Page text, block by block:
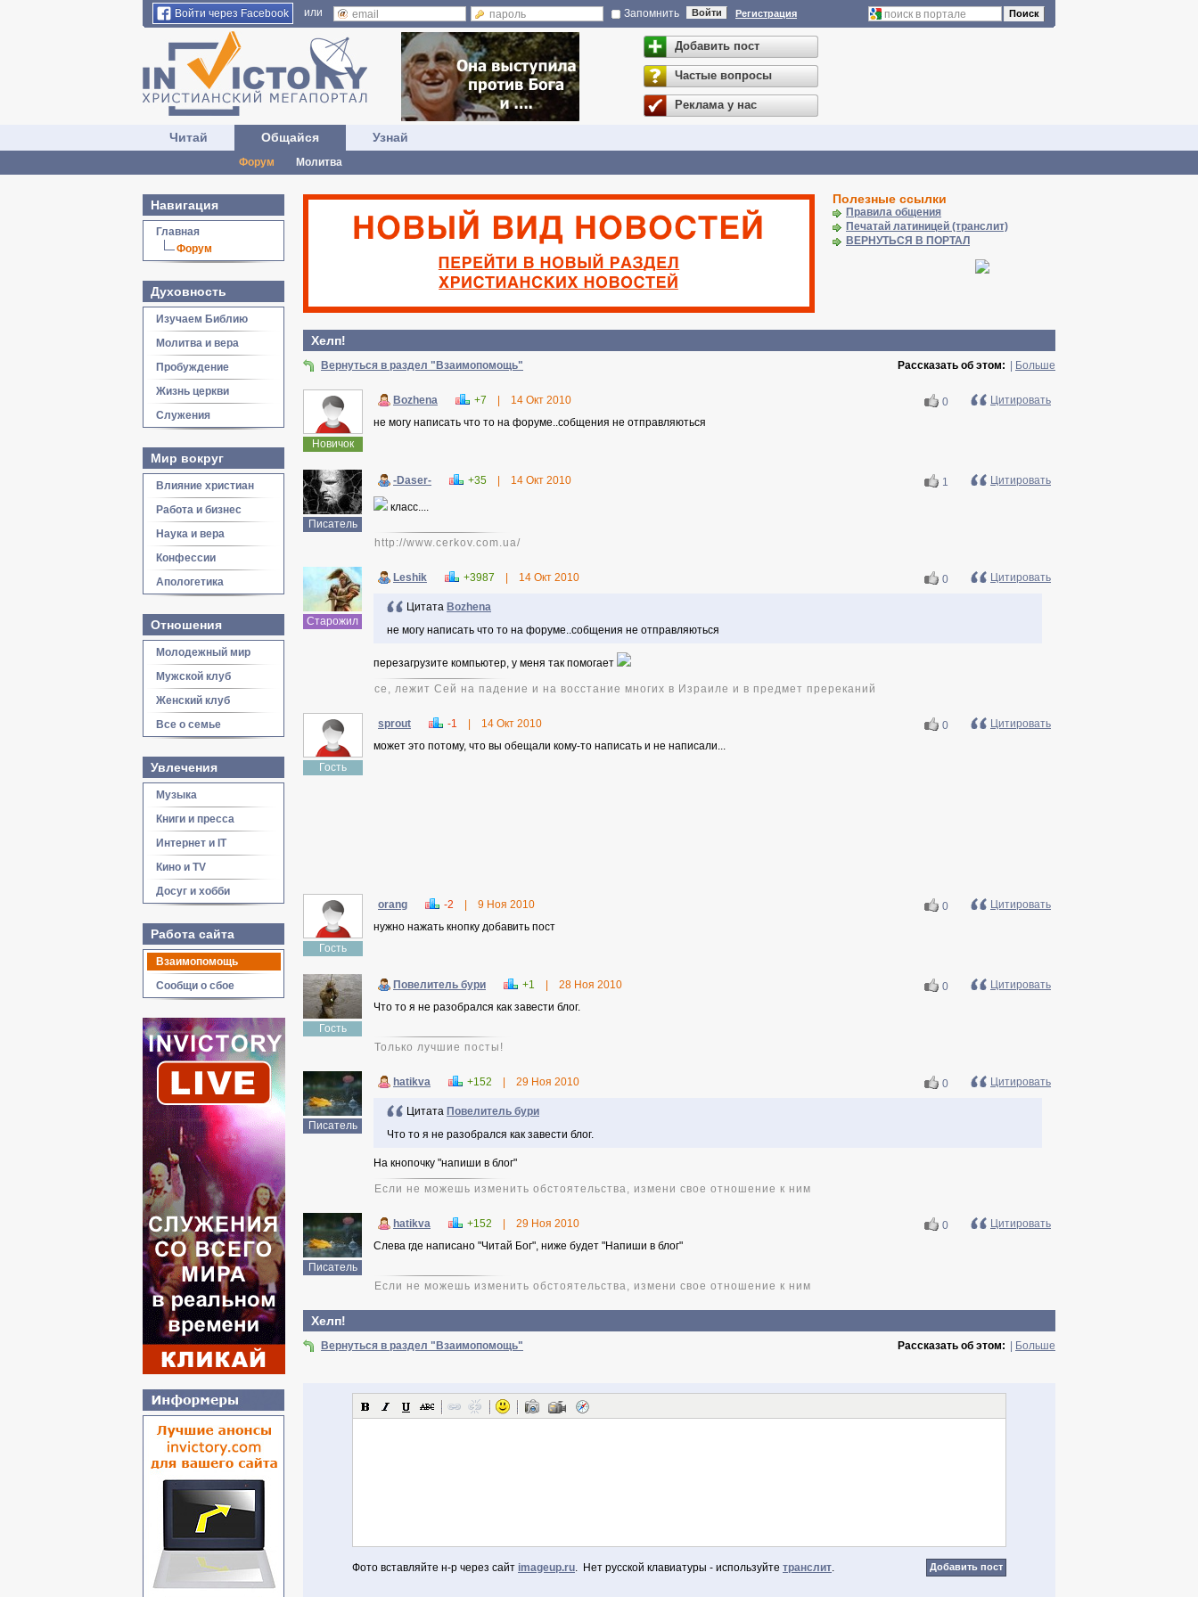
Войти через Facebook или Запомнить Войти Регистрация Поиск
Добавить пост
Частые вопросы
Реклама у нас
Читай Общайся
Форум Молитва
Узнай
Навигация
Главная
Форум
Духовность
Изучаем Библию
Молитва и вера
Пробуждение
Жизнь церкви
Служения
Мир вокруг
Влияние христиан
Работа и бизнес
Наука и вера
Конфессии
Апологетика
Отношения
Молодежный мир
Мужской клуб
Женский клуб
Все о семье
Увлечения
Музыка
Книги и пресса
Интернет и IT
Кино и TV
Досуг и хобби
Работа сайта
Взаимопомощь
Сообщи о сбое
Полезные ссылки
Правила общения
Печатай латиницей (транслит)
ВЕРНУТЬСЯ В ПОРТАЛ
Хелп!
Вернуться в раздел "Взаимопомощь" Больше
Рассказать об этом:
Новичок
Bozhena +7 14 Окт 2010 0
Цитировать
не могу написать что то на форуме..собщения не отправляються
Писатель
-Daser- +35 14 Окт 2010 1 Цитировать
класс....
http://www.cerkov.com.ua/
Старожил
Leshik +3987 14 Окт 2010 0 Цитировать
Цитата Bozhena
не могу написать что то на форуме..собщения не отправляються
перезагрузите компьютер, у меня так помогает
се, лежит Сей на падение и на восстание многих в Израиле и в предмет пререканий
Гость
sprout -1 14 Окт 2010 0
Цитировать
может это потому, что вы обещали кому-то написать и не написали...
Гость
orang -2 9 Ноя 2010 0
Цитировать
нужно нажать кнопку добавить пост
Гость
Повелитель бури +1 28 Ноя 2010 0
Цитировать
Что то я не разобрался как завести блог.
Только лучшие посты!
Писатель
hatikva +152 29 Ноя 2010 0 Цитировать
Цитата Повелитель бури
Что то я не разобрался как завести блог.
На кнопочку "напиши в блог"
Если не можешь изменить обстоятельства, измени свое отношение к ним
Писатель
hatikva +152 29 Ноя 2010 0
Цитировать
Слева где написано "Читай Бог", ниже будет "Напиши в блог"
Если не можешь изменить обстоятельства, измени свое отношение к ним
Хелп!
Вернуться в раздел "Взаимопомощь" Больше
Рассказать об этом:
Фото вставляйте н-р через сайт imageup.ru. Нет русской клавиатуры - используйте транслит.